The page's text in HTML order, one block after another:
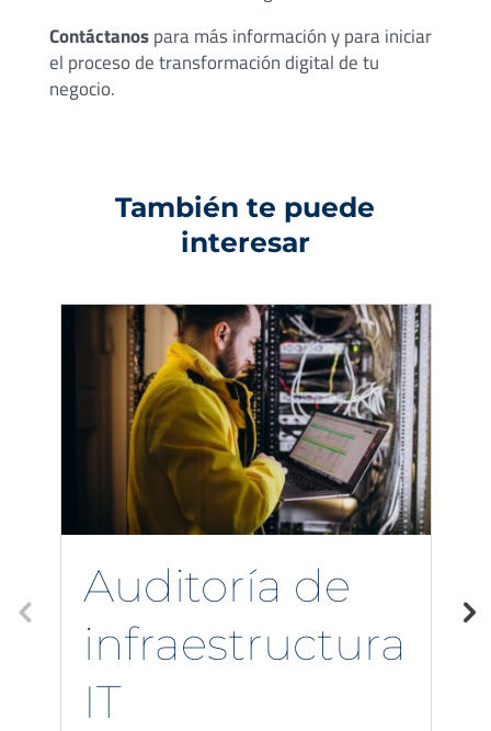
Contáctanospara más información y para iniciar
el proceso de transformación digital de tu
negocio.
También te puede
interesar
Auditoría de
infraestructura
IT